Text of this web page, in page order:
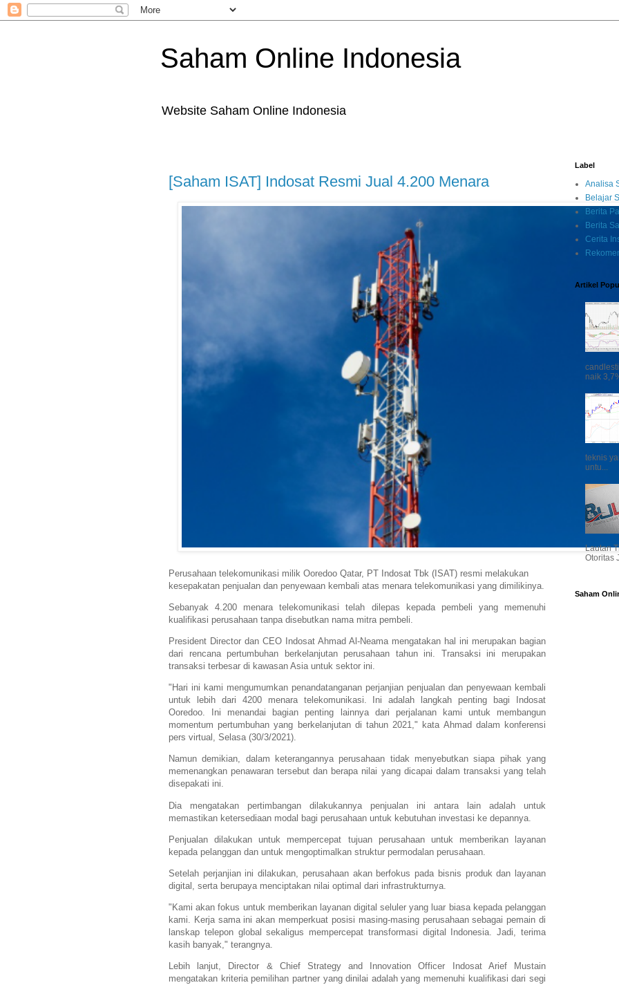
Saham Online Indonesia
Website Saham Online Indonesia
[Saham ISAT] Indosat Resmi Jual 4.200 Menara
Perusahaan telekomunikasi milik Ooredoo Qatar, PT Indosat Tbk (ISAT) resmi melakukan
kesepakatan penjualan dan penyewaan kembali atas menara telekomunikasi yang dimilikinya.
Sebanyak 4.200 menara telekomunikasi telah dilepas kepada pembeli yang memenuhi
kualifikasi perusahaan tanpa disebutkan nama mitra pembeli.
President Director dan CEO Indosat Ahmad Al-Neama mengatakan hal ini merupakan bagian
dari rencana pertumbuhan berkelanjutan perusahaan tahun ini. Transaksi ini merupakan
transaksi terbesar di kawasan Asia untuk sektor ini.
"Hari ini kami mengumumkan penandatanganan perjanjian penjualan dan penyewaan kembali
untuk lebih dari 4200 menara telekomunikasi. Ini adalah langkah penting bagi Indosat
Ooredoo. Ini menandai bagian penting lainnya dari perjalanan kami untuk membangun
momentum pertumbuhan yang berkelanjutan di tahun 2021," kata Ahmad dalam konferensi
pers virtual, Selasa (30/3/2021).
Namun demikian, dalam keterangannya perusahaan tidak menyebutkan siapa pihak yang
memenangkan penawaran tersebut dan berapa nilai yang dicapai dalam transaksi yang telah
disepakati ini.
Dia mengatakan pertimbangan dilakukannya penjualan ini antara lain adalah untuk
memastikan ketersediaan modal bagi perusahaan untuk kebutuhan investasi ke depannya.
Penjualan dilakukan untuk mempercepat tujuan perusahaan untuk memberikan layanan
kepada pelanggan dan untuk mengoptimalkan struktur permodalan perusahaan.
Setelah perjanjian ini dilakukan, perusahaan akan berfokus pada bisnis produk dan layanan
digital, serta berupaya menciptakan nilai optimal dari infrastrukturnya.
"Kami akan fokus untuk memberikan layanan digital seluler yang luar biasa kepada pelanggan
kami. Kerja sama ini akan memperkuat posisi masing-masing perusahaan sebagai pemain di
lanskap telepon global sekaligus mempercepat transformasi digital Indonesia. Jadi, terima
kasih banyak," terangnya.
Lebih lanjut, Director & Chief Strategy and Innovation Officer Indosat Arief Mustain
mengatakan kriteria pemilihan partner yang dinilai adalah yang memenuhi kualifikasi dari segi
Label
Analisa
Belajar
Berita
Berita
Cerita
Artikel
naik
teknis
untu...
Lautan
Otoritas
Saham